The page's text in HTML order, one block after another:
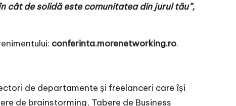
cât de solidă este comunitatea din jurul tău”,
conferinta.morenetworking.ro.
de departamente și freelanceri care își
de brainstorming, Tabere de Business